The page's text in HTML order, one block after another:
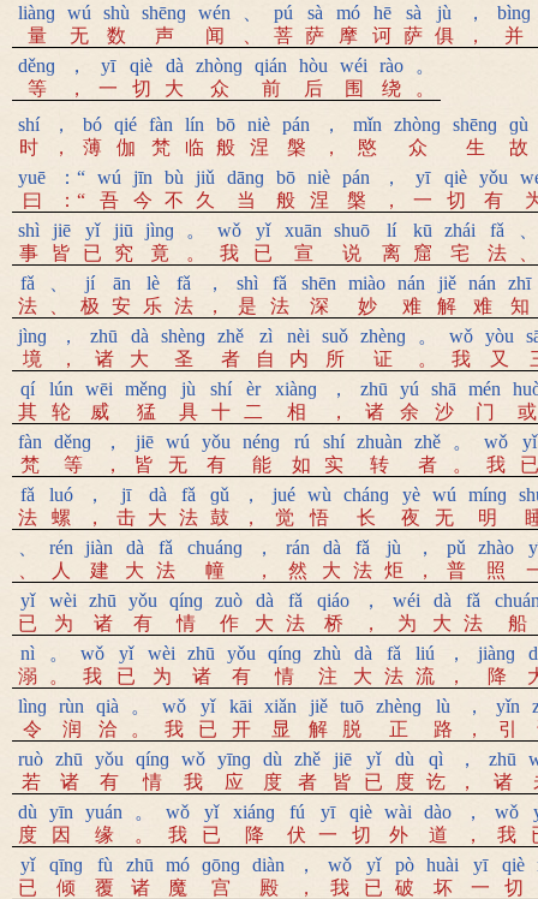
liànɡ
量
wú
无
shù
数
shēnɡ
声
wén
闻
pú
菩
sà
萨
mó
摩
hē
诃
sà
萨
jù
俱
，
，
bìnɡ
并
děnɡ
等
，
，
yī
一
qiè
切
dà
大
zhònɡ
众
qián
前
hòu
后
wéi
围
rào
绕
。
。
shí
时
，
，
bó
薄
qié
伽
fàn
梵
lín
临
bō
般
niè
涅
pán
槃
，
，
mǐn
愍
zhònɡ
众
shēnɡ
生
ɡù
故
yuē
曰
：“
：“
wú
吾
jīn
今
bù
不
jiǔ
久
dānɡ
当
bō
般
niè
涅
pán
槃
，
，
yī
一
qiè
切
yǒu
有
shì
事
jiē
皆
yǐ
已
jiū
究
jìnɡ
竟
。
。
wǒ
我
yǐ
已
xuān
宣
shuō
说
lí
离
kū
窟
zhái
宅
fǎ
法
fǎ
法
jí
极
ān
安
lè
乐
fǎ
法
，
，
shì
是
fǎ
法
shēn
深
miào
妙
nán
难
jiě
解
nán
难
zhī
知
jìnɡ
境
，
，
zhū
诸
dà
大
shènɡ
圣
zhě
者
zì
自
nèi
内
suǒ
所
zhènɡ
证
。
。
wǒ
我
yòu
又
qí
其
lún
轮
wēi
威
měnɡ
猛
jù
具
shí
十
èr
二
xiànɡ
相
，
，
zhū
诸
yú
余
shā
沙
mén
门
或
fàn
梵
děnɡ
等
，
，
jiē
皆
wú
无
yǒu
有
nénɡ
能
rú
如
shí
实
zhuàn
转
zhě
者
。
。
wǒ
我
yǐ
已
fǎ
法
luó
螺
，
，
jī
击
dà
大
fǎ
法
ɡǔ
鼓
，
，
jué
觉
wù
悟
chánɡ
长
yè
夜
wú
无
mínɡ
明
rén
人
jiàn
建
dà
大
fǎ
法
chuánɡ
幢
，
，
rán
然
dà
大
fǎ
法
jù
炬
，
，
pǔ
普
zhào
照
yǐ
已
wèi
为
zhū
诸
yǒu
有
qínɡ
情
zuò
作
dà
大
fǎ
法
qiáo
桥
，
，
wéi
为
dà
大
fǎ
法
船
nì
溺
。
。
wǒ
我
yǐ
已
wèi
为
zhū
诸
yǒu
有
qínɡ
情
zhù
注
dà
大
fǎ
法
liú
流
，
，
jiànɡ
降
lìnɡ
令
rùn
润
qià
洽
。
。
wǒ
我
yǐ
已
kāi
开
xiǎn
显
jiě
解
tuō
脱
zhènɡ
正
lù
路
，
，
yǐn
引
ruò
若
zhū
诸
yǒu
有
qínɡ
情
wǒ
我
yīnɡ
应
dù
度
zhě
者
jiē
皆
yǐ
已
dù
度
qì
讫
，
，
zhū
诸
dù
度
yīn
因
yuán
缘
。
。
wǒ
我
yǐ
已
xiánɡ
降
fú
伏
yī
一
qiè
切
wài
外
dào
道
，
，
wǒ
我
yǐ
已
qīnɡ
倾
fù
覆
zhū
诸
mó
魔
ɡōnɡ
宫
diàn
殿
，
，
wǒ
我
yǐ
已
pò
破
huài
坏
yī
一
qiè
切